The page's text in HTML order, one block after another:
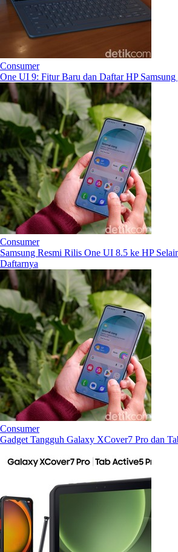
Consumer
One UI 9: Fitur Baru dan Daftar HP Samsung
Consumer
Samsung Resmi Rilis One UI 8.5 ke HP
Daftarnya
Consumer
Gadget Tangguh Galaxy XCover7 Pro dan